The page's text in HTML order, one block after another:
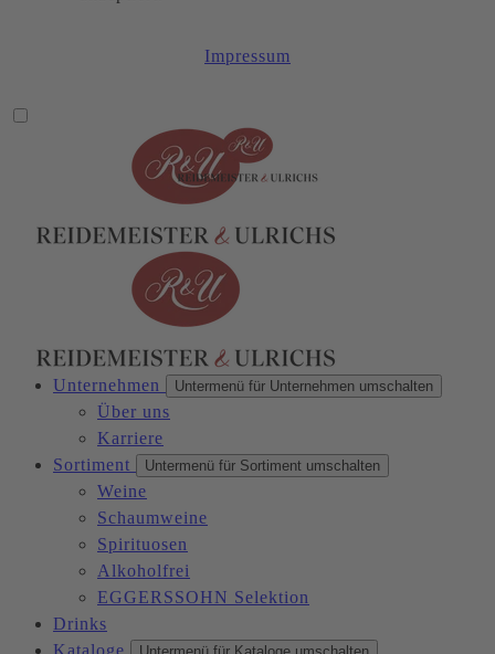
Impressum
Unternehmen Untermenü für Unternehmen umschalten
Über uns
Karriere
Sortiment
Untermenü für Sortiment umschalten
Weine
Schaumweine
Spirituosen
Alkoholfrei
EGGERSSOHN Selektion
Drinks
Kataloge